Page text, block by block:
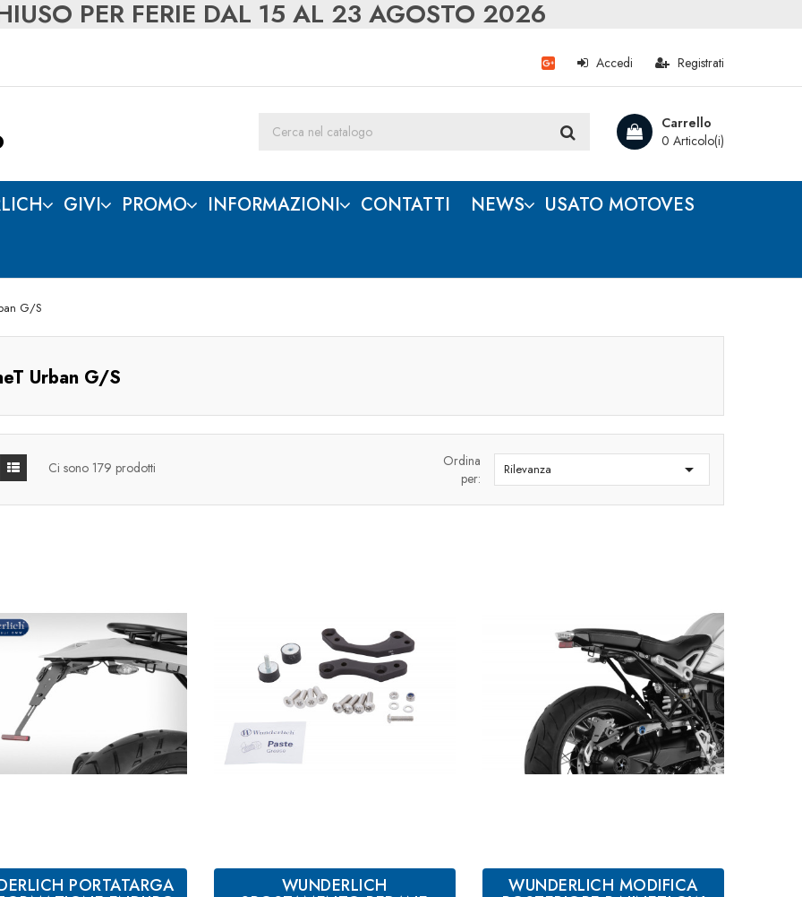
PER FERIE DAL 15 AL 23 AGOSTO 2026
Registrati
Accedi
Carrello
0 Articolo(i)
GIVI PROMO INFORMAZIONI CONTATTI NEWS
USATO MOTOVES
G/S
Urban G/S
Ci sono 179 prodotti
Ordina
per:
Rilevanza 
PORTATARGA WUNDERLICH WUNDERLICH MODIFICA